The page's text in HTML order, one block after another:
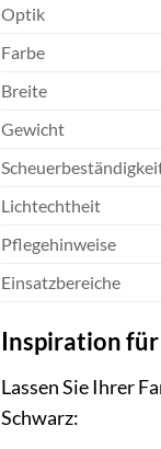
Optik
Farbe
Breite
Gewicht
Lichtechtheit
Pflegehinweise
Einsatzbereiche
Inspiration
Lassen Sie Ihrer
Schwarz: